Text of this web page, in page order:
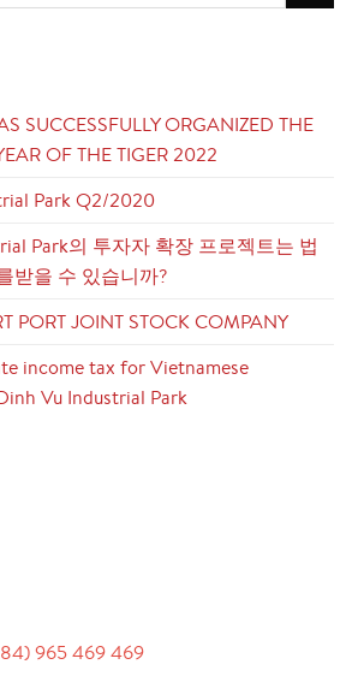
SUCCESSFULLY ORGANIZED THE
OF THE TIGER 2022
Park Q2/2020
Park의 투자자 확장 프로젝트는 법
받을 수 있습니까?
PORT JOINT STOCK COMPANY
income tax for Vietnamese
Vu Industrial Park
965 469 469